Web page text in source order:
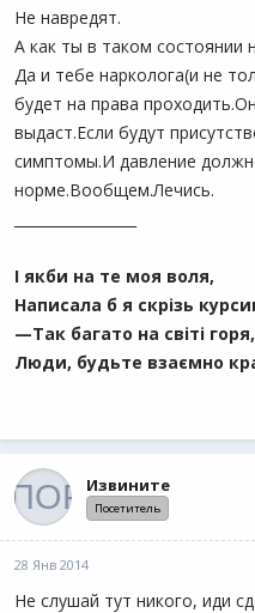
Не навредят.
А как ты в таком состоянии
Да и тебе нарколога(и не
будет на права
выдаст.Если будут
симптомы.И давление
норме.Вообщем.Лечись.
І якби на те моя воля,
Написала б я скрізь
—Так багато на світі горя,
Люди, будьте взаємно
Извините
Посетитель
28 Янв 2014
Не слушай тут никого, иди